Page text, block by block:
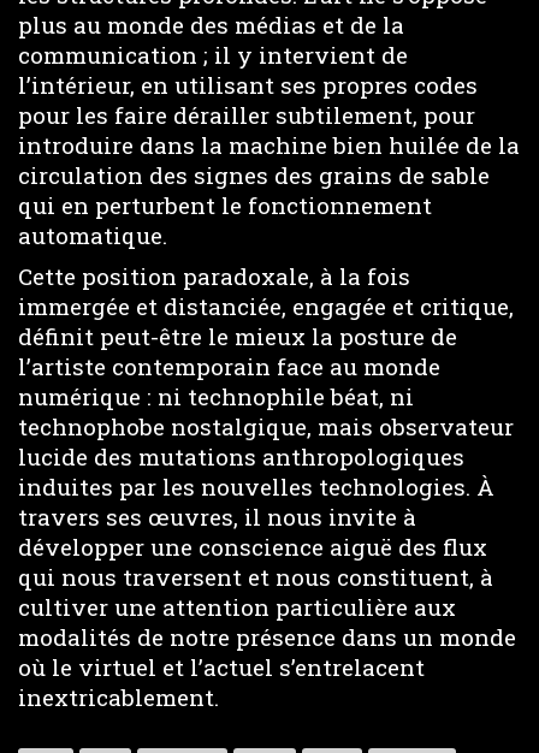
plus au monde des médias et de la
communication ; il y intervient de
l’intérieur, en utilisant ses propres codes
pour les faire dérailler subtilement, pour
introduire dans la machine bien huilée de la
circulation des signes des grains de sable
qui en perturbent le fonctionnement
automatique.
Cette position paradoxale, à la fois
immergée et distanciée, engagée et critique,
définit peut-être le mieux la posture de
l’artiste contemporain face au monde
numérique : ni technophile béat, ni
technophobe nostalgique, mais observateur
lucide des mutations anthropologiques
induites par les nouvelles technologies. À
travers ses œuvres, il nous invite à
développer une conscience aiguë des flux
qui nous traversent et nous constituent, à
cultiver une attention particulière aux
modalités de notre présence dans un monde
où le virtuel et l’actuel s’entrelacent
inextricablement.